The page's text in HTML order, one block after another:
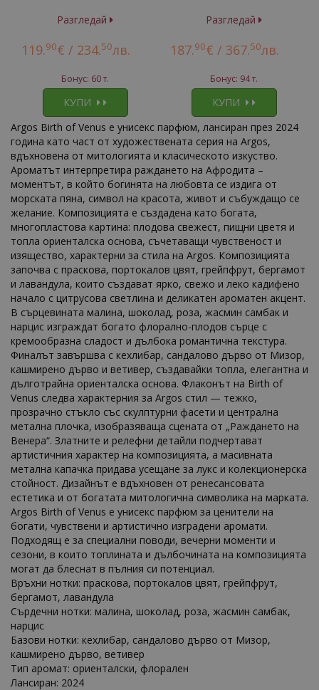
Разгледай
119.90€ / 234.50лв.
Бонус: 60 т.
КУПИ
Разгледай
187.90€ / 367.50лв.
Бонус: 94 т.
КУПИ
Argos Birth of Venus е унисекс парфюм, лансиран през 2024
година като част от художествената серия на Argos,
вдъхновена от митологията и класическото изкуство.
Ароматът интерпретира раждането на Афродита –
моментът, в който богинята на любовта се издига от
морската пяна, символ на красота, живот и събуждащо се
желание. Композицията е създадена като богата,
многопластова картина: плодова свежест, пищни цветя и
топла ориенталска основа, съчетаващи чувственост и
изящество, характерни за стила на Argos. Композицията
започва с праскова, портокалов цвят, грейпфрут, бергамот
и лавандула, които създават ярко, свежо и леко кадифено
начало с цитрусова светлина и деликатен ароматен акцент.
В сърцевината малина, шоколад, роза, жасмин самбак и
нарцис изграждат богато флорално-плодов сърце с
кремообразна сладост и дълбока романтична текстура.
Финалът завършва с кехлибар, сандалово дърво от Мизор,
кашмирено дърво и ветивер, създавайки топла, елегантна и
дълготрайна ориенталска основа. Флаконът на Birth of
Venus следва характерния за Argos стил — тежко,
прозрачно стъкло със скулптурни фасети и централна
метална плочка, изобразяваща сцената от „Раждането на
Венера“. Златните и релефни детайли подчертават
артистичния характер на композицията, а масивната
метална капачка придава усещане за лукс и колекционерска
стойност. Дизайнът е вдъхновен от ренесансовата
естетика и от богатата митологична символика на марката.
Argos Birth of Venus е унисекс парфюм за ценители на
богати, чувствени и артистично изградени аромати.
Подходящ е за специални поводи, вечерни моменти и
сезони, в които топлината и дълбочината на композицията
могат да блеснат в пълния си потенциал.
Връхни нотки: праскова, портокалов цвят, грейпфрут,
бергамот, лавандула
Сърдечни нотки: малина, шоколад, роза, жасмин самбак,
нарцис
Базови нотки: кехлибар, сандалово дърво от Мизор,
кашмирено дърво, ветивер
Тип аромат: ориенталски, флорален
Лансиран: 2024